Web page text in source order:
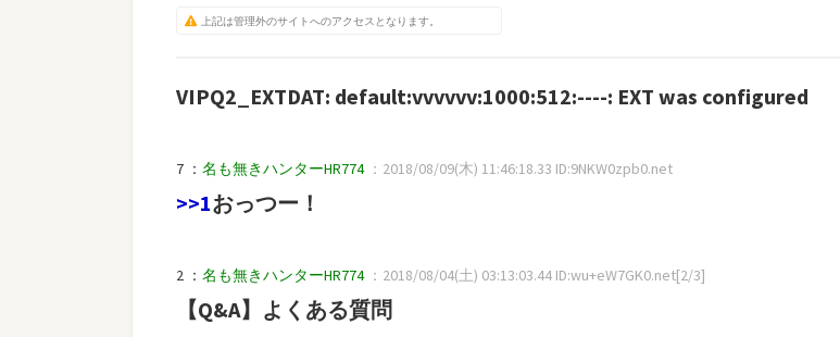
上記は管理外のサイトへのアクセスとなります。
VIPQ2_EXTDAT: default:vvvvvv:1000:512:----: EXT was configured
7 ： 名も無きハンターHR774 ：2018/08/09(木) 11:46:18.33 ID:9NKW0zpb0.net
>>1おっつー！
2 ： 名も無きハンターHR774 ：2018/08/04(土) 03:13:03.44 ID:wu+eW7GK0.net[2/3]
【Q&A】よくある質問